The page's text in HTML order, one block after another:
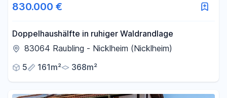
830.000 €
Doppelhaushälfte in ruhiger Waldrandlage
83064 Raubling - Nicklheim (Nicklheim)
5
161m² 368m²